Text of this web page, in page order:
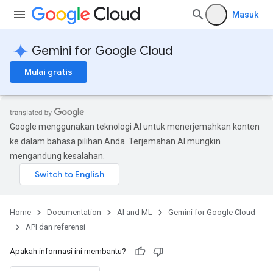
Masuk
Gemini for Google Cloud
Mulai gratis
Google menggunakan teknologi AI untuk menerjemahkan konten
ke dalam bahasa pilihan Anda. Terjemahan AI mungkin
mengandung kesalahan.
Home Documentation AI and ML
Gemini for Google Cloud
API dan referensi
Apakah informasi ini membantu?